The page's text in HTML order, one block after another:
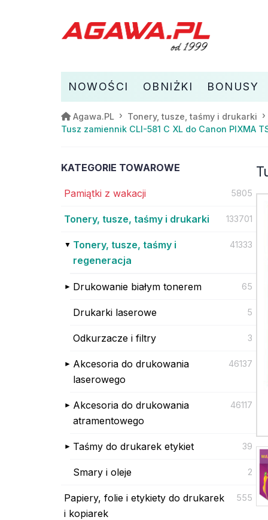
NOWOŚCI OBNIŻKI BONUSY
Agawa.PL
Tonery, tusze, taśmy i drukarki
Tusz zamiennik CLI-581 C XL do Canon PIXMA
KATEGORIE TOWAROWE
Pamiątki z wakacji 5805
Tonery, tusze, taśmy i drukarki 133701
Tonery, tusze, taśmy i
regeneracja
41333
Drukowanie białym tonerem 65
Drukarki laserowe 5
Odkurzacze i filtry 3
Akcesoria do drukowania
laserowego
46137
Akcesoria do drukowania
atramentowego
46117
Taśmy do drukarek etykiet 39
Smary i oleje 2
Papiery, folie i etykiety do drukarek
i kopiarek
555